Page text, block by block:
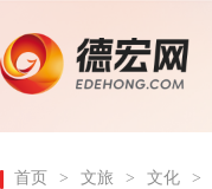
首页 > 文旅 > 文化 >